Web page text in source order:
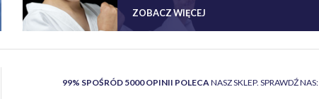
ZOBACZ WIĘCEJ
99% SPOŚRÓD 5000 OPINII POLECA NASZ SKLEP. SPRAWDŹ NAS: